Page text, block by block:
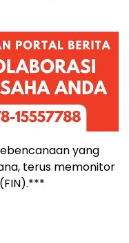
yang
terus memonitor